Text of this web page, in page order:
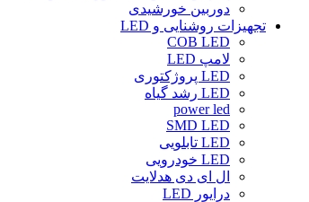
دوربین خورشیدی
تجهیزات روشنایی و LED
COB LED
لامپ LED
LED پروژکتوری
LED رشد گیاه
power led
SMD LED
LED تابلویی
LED خودرویی
ال ای دی هدلایت
درایور LED